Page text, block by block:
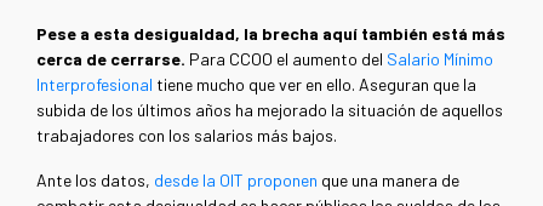
Pese a esta desigualdad, la brecha aquí también está más
cerca de cerrarse. Para CCOO el aumento del Salario Mínimo
Interprofesional tiene mucho que ver en ello. Aseguran que la
subida de los últimos años ha mejorado la situación de aquellos
trabajadores con los salarios más bajos.
Ante los datos, desde la OIT proponen que una manera de